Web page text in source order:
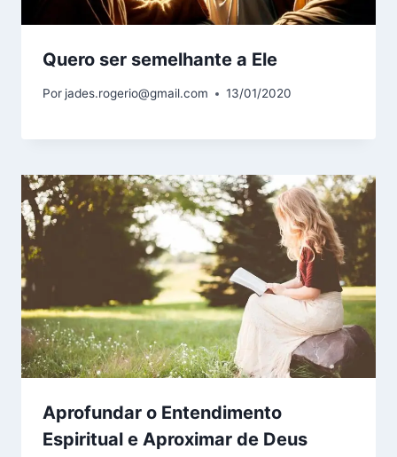
Quero ser semelhante a Ele
Por jades.rogerio@gmail.com 13/01/2020
Aprofundar o Entendimento
Espiritual e Aproximar de Deus